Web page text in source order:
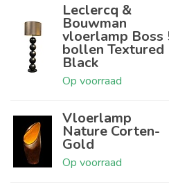
Leclercq &
Bouwman
vloerlamp Boss
bollen Textured
Black
Op voorraad
Vloerlamp
Nature Corten-
Gold
Op voorraad